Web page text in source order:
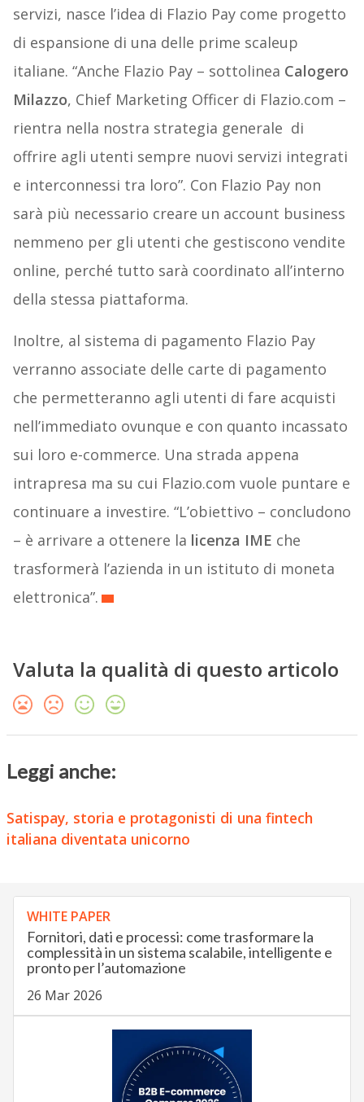
servizi, nasce l’idea di Flazio Pay come progetto
di espansione di una delle prime scaleup
italiane. “Anche Flazio Pay – sottolinea Calogero
Milazzo, Chief Marketing Officer di Flazio.com –
rientra nella nostra strategia generale di
offrire agli utenti sempre nuovi servizi integrati
e interconnessi tra loro”. Con Flazio Pay non
sarà più necessario creare un account business
nemmeno per gli utenti che gestiscono vendite
online, perché tutto sarà coordinato all’interno
della stessa piattaforma.
Inoltre, al sistema di pagamento Flazio Pay
verranno associate delle carte di pagamento
che permetteranno agli utenti di fare acquisti
nell’immediato ovunque e con quanto incassato
sui loro e-commerce. Una strada appena
intrapresa ma su cui Flazio.com vuole puntare e
continuare a investire. “L’obiettivo – concludono
– è arrivare a ottenere la licenza IME che
trasformerà l’azienda in un istituto di moneta
elettronica”.
Valuta la qualità di questo articolo
Leggi anche:
Satispay, storia e protagonisti di una fintech
italiana diventata unicorno
WHITE PAPER
Fornitori, dati e processi: come trasformare la
complessità in un sistema scalabile, intelligente e
pronto per l’automazione
26 Mar 2026